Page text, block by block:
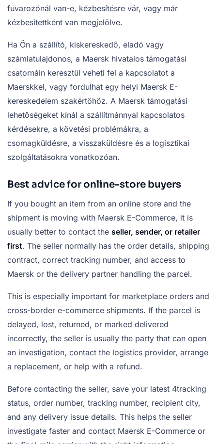
fuvarozónál van-e, kézbesítésre vár, vagy már
kézbesítettként van megjelölve.
Ha Ön a szállító, kiskereskedő, eladó vagy
számlatulajdonos, a Maersk hivatalos támogatási
csatornáin keresztül veheti fel a kapcsolatot a
Maerskkel, vagy fordulhat egy helyi Maersk E-
kereskedelem szakértőhöz. A Maersk támogatási
lehetőségeket kínál a szállítmánnyal kapcsolatos
kérdésekre, a követési problémákra, a
csomagküldésre, a visszaküldésre és a logisztikai
szolgáltatásokra vonatkozóan.
Best advice for online-store buyers
If you bought an item from an online store and the
shipment is moving with Maersk E-Commerce, it is
usually better to contact the seller, sender, or retailer
first. The seller normally has the order details, shipping
contract, correct tracking number, and access to
Maersk or the delivery partner handling the parcel.
This is especially important for marketplace orders and
cross-border e-commerce shipments. If the parcel is
delayed, lost, returned, or marked delivered
incorrectly, the seller is usually the party that can open
an investigation, contact the logistics provider, arrange
a replacement, or help with a refund.
Before contacting the seller, save your latest 4tracking
status, order number, tracking number, recipient city,
and any delivery issue details. This helps the seller
investigate faster and contact Maersk E-Commerce or